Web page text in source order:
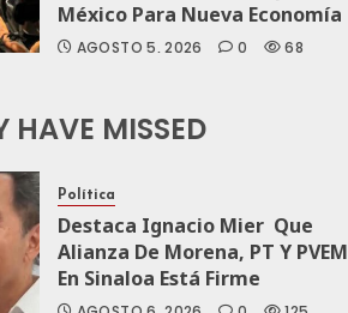
México Para Nueva Economía
AGOSTO 5, 2026 0 68
HAVE MISSED
Política
Destaca Ignacio Mier Que
Alianza De Morena, PT Y PVEM
En Sinaloa Está Firme